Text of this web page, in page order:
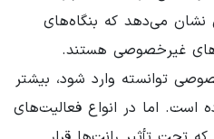
نشان می‌دهد که بنگاه‌های
غیرخصوصی هستند.
توانسته وارد شود، بیشتر
است. اما در انواع فعالیت‌های